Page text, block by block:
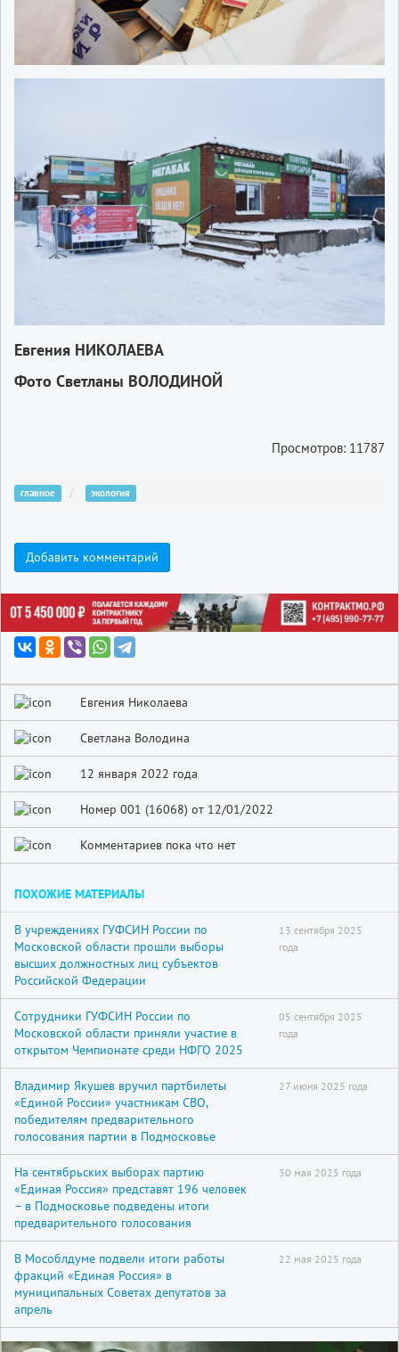
Евгения НИКОЛАЕВА
Фото Светланы ВОЛОДИНОЙ
Просмотров: 11787
главное экология
Добавить комментарий
Евгения Николаева
Светлана Володина
12 января 2022 года
Номер 001 (16068) от 12/01/2022
Комментариев пока что нет
ПОХОЖИЕ МАТЕРИАЛЫ
В учреждениях ГУФСИН России по
Московской области прошли выборы
высших должностных лиц субъектов
Российской Федерации
13 сентября 2025
года
Сотрудники ГУФСИН России по
Московской области приняли участие в
открытом Чемпионате среди НФГО 2025
05 сентября 2025
года
Владимир Якушев вручил партбилеты
«Единой России» участникам СВО,
победителям предварительного
голосования партии в Подмосковье
27 июня 2025 года
На сентябрьских выборах партию
«Единая Россия» представят 196 человек
– в Подмосковье подведены итоги
предварительного голосования
30 мая 2025 года
В Мособлдуме подвели итоги работы
фракций «Единая Россия» в
муниципальных Советах депутатов за
апрель
22 мая 2025 года